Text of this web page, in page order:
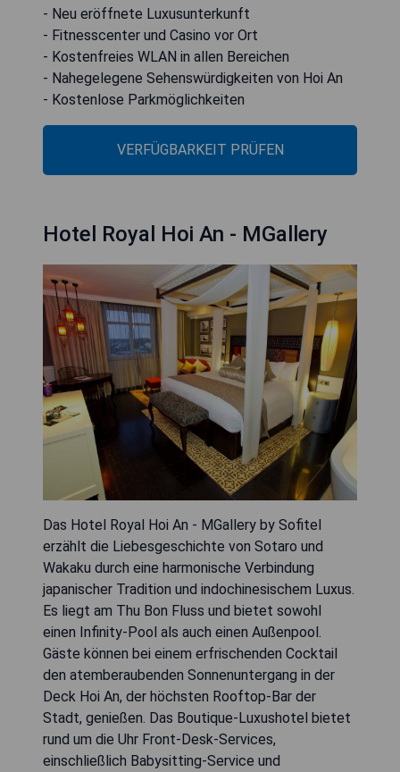
- Neu eröffnete Luxusunterkunft
- Fitnesscenter und Casino vor Ort
- Kostenfreies WLAN in allen Bereichen
- Nahegelegene Sehenswürdigkeiten von Hoi An
- Kostenlose Parkmöglichkeiten
VERFÜGBARKEIT PRÜFEN
Hotel Royal Hoi An - MGallery
Das Hotel Royal Hoi An - MGallery by Sofitel
erzählt die Liebesgeschichte von Sotaro und
Wakaku durch eine harmonische Verbindung
japanischer Tradition und indochinesischem Luxus.
Es liegt am Thu Bon Fluss und bietet sowohl
einen Infinity-Pool als auch einen Außenpool.
Gäste können bei einem erfrischenden Cocktail
den atemberaubenden Sonnenuntergang in der
Deck Hoi An, der höchsten Rooftop-Bar der
Stadt, genießen. Das Boutique-Luxushotel bietet
rund um die Uhr Front-Desk-Services,
einschließlich Babysitting-Service und